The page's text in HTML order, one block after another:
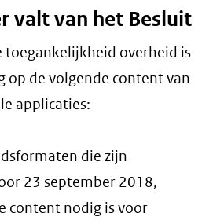
valt van het Besluit
toegankelijkheid overheid is
op de volgende content van
applicaties:
die zijn
23 september 2018,
content nodig is voor